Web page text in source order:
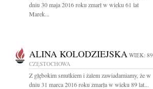
dniu 30 maja 2016 roku zmarł w wieku 61 lat
Marek...
ALINA KOLODZIEJSKA WIEK: 89
CZĘSTOCHOWA
Z głębokim smutkiem i żalem zawiadamiamy, że w
dniu 31 marca 2016 roku zmarła w wieku 89 lat...